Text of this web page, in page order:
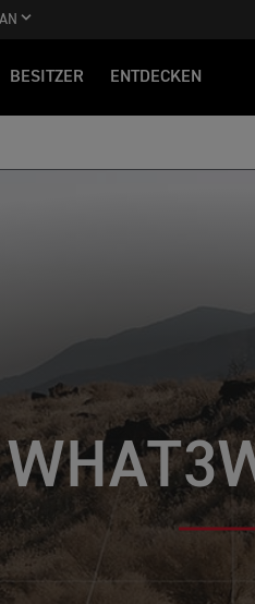
BESITZER ENTDECKEN